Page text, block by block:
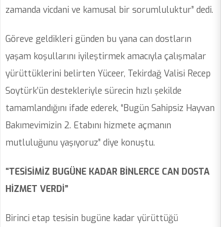
zamanda vicdani ve kamusal bir sorumluluktur” dedi.
Göreve geldikleri günden bu yana can dostların
yaşam koşullarını iyileştirmek amacıyla çalışmalar
yürüttüklerini belirten Yüceer, Tekirdağ Valisi Recep
Soytürk’ün destekleriyle sürecin hızlı şekilde
tamamlandığını ifade ederek, “Bugün Sahipsiz Hayvan
Bakımevimizin 2. Etabını hizmete açmanın
mutluluğunu yaşıyoruz” diye konuştu.
“TESİSİMİZ BUGÜNE KADAR BİNLERCE CAN DOSTA
HİZMET VERDİ”
Birinci etap tesisin bugüne kadar yürüttüğü